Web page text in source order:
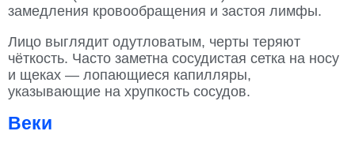
замедления кровообращения и застоя лимфы.
Лицо выглядит одутловатым, черты теряют
чёткость. Часто заметна сосудистая сетка на носу
и щеках — лопающиеся капилляры,
указывающие на хрупкость сосудов.
Веки